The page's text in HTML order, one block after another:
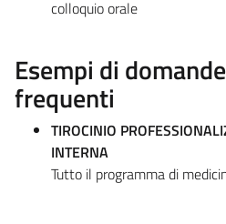
colloquio orale
Esempi di
frequenti
TIROCINIO
INTERNA
Tutto il programma di